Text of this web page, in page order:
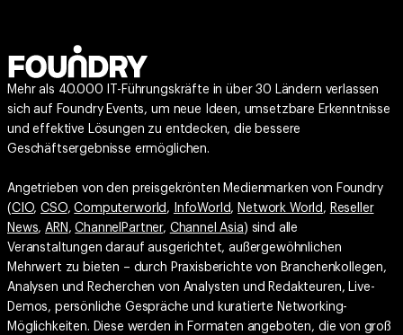
Mehr als 40.000 IT-Führungskräfte in über 30 Ländern verlassen
sich auf Foundry Events, um neue Ideen, umsetzbare Erkenntnisse
und effektive Lösungen zu entdecken, die bessere
Geschäftsergebnisse ermöglichen.
Angetrieben von den preisgekrönten Medienmarken von Foundry
(CIO,CSO,Computerworld , InfoWorld, Network World , Reseller
News,ARN ,ChannelPartner, Channel Asia) sind alle
Veranstaltungen darauf ausgerichtet, außergewöhnlichen
Mehrwert zu bieten – durch Praxisberichte von Branchenkollegen,
Analysen und Recherchen von Analysten und Redakteuren, Live-
Demos, persönliche Gespräche und kuratierte Networking-
Möglichkeiten. Diese werden in Formaten angeboten, die von groß